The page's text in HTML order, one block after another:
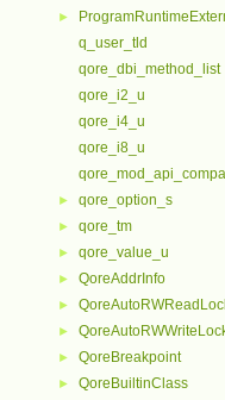
►
q_user_tld
qore_dbi_method_list
qore_i2_u
qore_i4_u
qore_i8_u
► qore_option_s
► qore_tm
► qore_value_u
► QoreAddrInfo
►
►
► QoreBreakpoint
► QoreBuiltinClass